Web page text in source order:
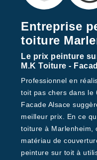
Entreprise
toiture
Le prix peinture
M.K Toiture -
Professionnel en
toit pas chers dans le
Facade Alsace
meilleur prix. En ce
toiture à Marlenheim,
matériau de
peinture sur toit à